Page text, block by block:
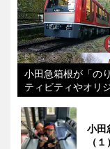
小田急箱根が「の
ティビティやオリ
小田
（